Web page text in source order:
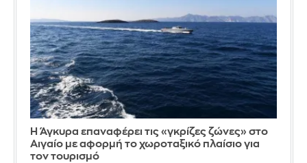
Η Άγκυρα επαναφέρει τις «γκρίζες ζώνες» στο
Αιγαίο με αφορμή το χωροταξικό πλαίσιο για
τον τουρισμό